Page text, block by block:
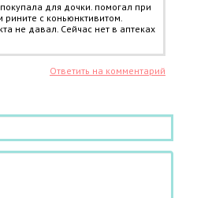
для дочки. помогал при
рините с коньюнктивитом.
не давал. Сейчас нет в аптеках
Ответить на комментарий